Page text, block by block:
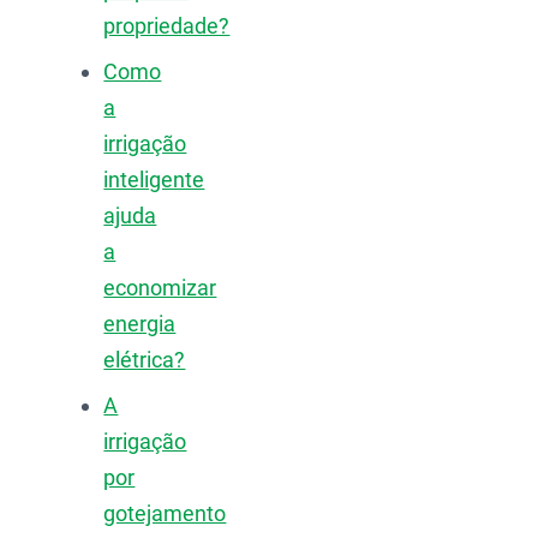
propriedade?
Como
a
irrigação
inteligente
ajuda
a
economizar
energia
elétrica?
A
irrigação
por
gotejamento